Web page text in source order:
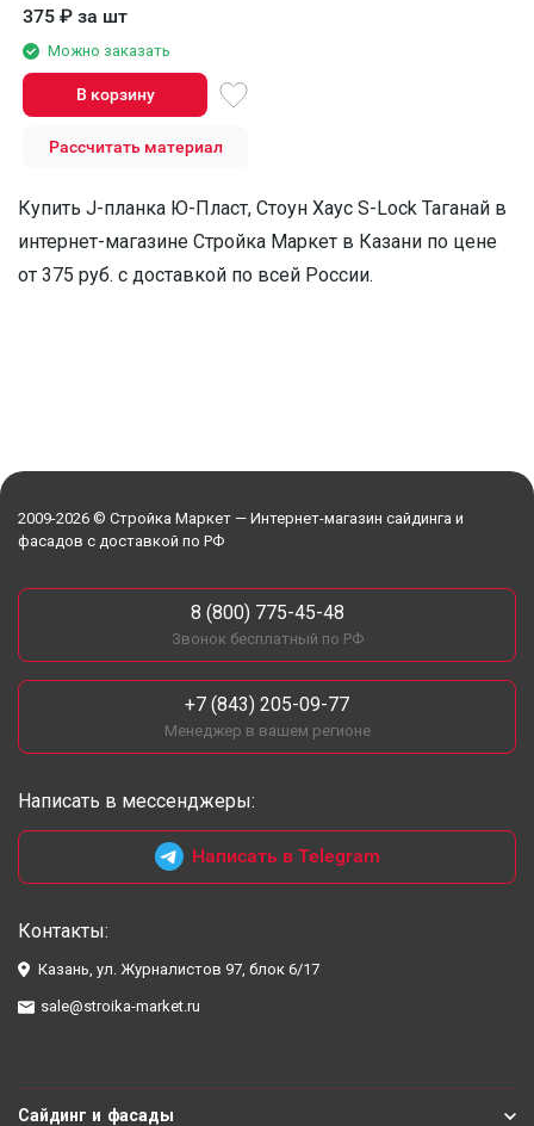
375 ₽ за шт
Можно заказать
В корзину
Рассчитать материал
Купить J-планка Ю-Пласт, Стоун Хаус S-Lock Таганай в
интернет-магазине Стройка Маркет в Казани по цене
от 375 руб. с доставкой по всей России.
2009-2026 © Стройка Маркет — Интернет-магазин сайдинга и
фасадов с доставкой по РФ
8 (800) 775-45-48
Звонок бесплатный по РФ
+7 (843) 205-09-77
Менеджер в вашем регионе
Написать в мессенджеры:
Написать в Telegram
Контакты:
Казань, ул. Журналистов 97, блок 6/17
sale@stroika-market.ru
Сайдинг и фасады